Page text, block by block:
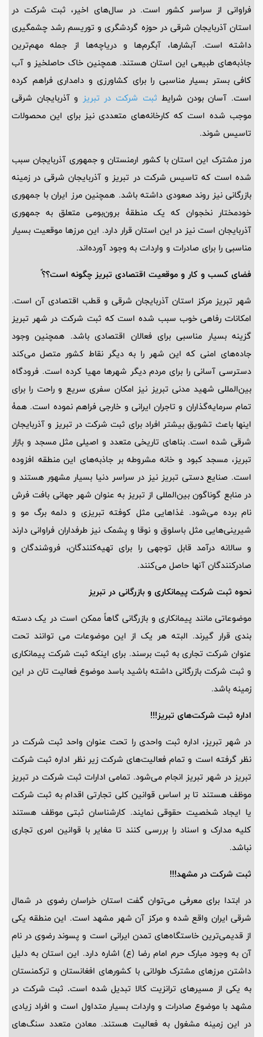
فراوانی از سراسر کشور است. در سال‌های اخیر، ثبت شرکت در
استان آذربایجان شرقی در حوزه گردشگری و توریسم رشد چشمگیری
داشته است. آبشارها، آبگرم‌ها و دریاچه‌ها از جمله مهم‌ترین
جاذبه‌های طبیعی این استان هستند. همچنین خاک حاصلخیز و آب
کافی بستر بسیار مناسبی را برای کشاورزی و دامداری فراهم کرده
است. آسان بودن شرایط ثبت شرکت در تبریز و آذربایجان شرقی
موجب شده است که کارخانه‌های متعددی نیز برای این محصولات
تاسیس شوند.
مرز مشترک این استان با کشور ارمنستان و جمهوری آذربایجان سبب
شده است که تاسیس شرکت در تبریز و آذربایجان شرقی در زمینه
بازرگانی نیز روند صعودی داشته باشد. همچنین مرز ایران با جمهوری
خودمختار نخجوان که یک منطقۀ برون‌بومی متعلق به جمهوری
آذربایجان است نیز در این استان قرار دارد. این مرزها موقعیت بسیار
مناسبی را برای صادرات و واردات به وجود آورده‌اند.
فضای کسب و کار و موقعیت اقتصادی تبریز چگونه است؟؟ً
شهر تبریز مرکز استان آذربایجان شرقی و قطب اقتصادی آن است.
امکانات رفاهی خوب سبب شده است که ثبت شرکت در شهر تبریز
گزینه بسیار مناسبی برای فعالان اقتصادی باشد. همچنین وجود
جاده‌های امنی که این شهر را به دیگر نقاط کشور متصل می‌کند
دسترسی آسانی را برای مردم دیگر شهرها مهیا کرده است. فرودگاه
بین‌المللی شهید مدنی تبریز نیز امکان سفری سریع و راحت را برای
تمام سرمایه‌گذاران و تاجران ایرانی و خارجی فراهم نموده است. همۀ
اینها باعث تشویق بیشتر افراد برای ثبت شرکت در تبریز و آذربایجان
شرقی شده است. بناهای تاریخی متعدد و اصیلی مثل مسجد و بازار
تبریز، مسجد کبود و خانه مشروطه بر جاذبه‌های این منطقه افزوده
است. صنایع دستی تبریز نیز در سراسر دنیا بسیار مشهور هستند و
در منابع گوناگون بین‌المللی از تبریز به عنوان شهر جهانی بافت فرش
نام برده می‌شود. غذاهایی مثل کوفته تبریزی و دلمه برگ مو و
شیرینی‌هایی مثل باسلوق و نوقا و پشمک نیز طرفداران فراوانی دارند
و سالانه درآمد قابل توجهی را برای تهیه‌کنندگان، فروشندگان و
صادرکنندگان آنها حاصل می‌کنند.
نحوه ثبت شرکت پیمانکاری و بازرگانی در تبریز
موضوعاتی مانند پیمانکاری و بازرگانی گاهاً ممکن است در یک دسته
بندی قرار گیرند. البته هر یک از این موضوعات می توانند تحت
عنوان شرکت تجاری به ثبت برسند. برای اینکه ثبت شرکت پیمانکاری
و ثبت شرکت بازرگانی داشته باشید باسد موضوع فعالیت تان در این
زمینه باشد.
اداره ثبت شرکت‌های تبریز!!!
در شهر تبریز، اداره ثبت واحدی را تحت عنوان واحد ثبت شرکت در
نظر گرفته است و تمام فعالیت‌های شرکت زیر نظر اداره ثبت شرکت
تبریز در شهر تبریز انجام می‌شود. تمامی ادارات ثبت شرکت در تبریز
موظف هستند تا بر اساس قوانین کلی تجارتی اقدام به ثبت شرکت
یا ایجاد شخصیت حقوقی نمایند. کارشناسان ثبتی موظف هستند
کلیه مدارک و اسناد را بررسی کنند تا مغایر با قوانین امری تجاری
نباشد.
ثبت شرکت در مشهد!!!
در ابتدا برای معرفی می‌توان گفت استان خراسان رضوی در شمال
شرقی ایران واقع شده و مرکز آن شهر مشهد است. این منطقه یکی
از قدیمی‌ترین خاستگاه‌های تمدن ایرانی است و پسوند رضوی در نام
آن به وجود مبارک حرم امام رضا (ع) اشاره دارد. این استان به دلیل
داشتن مرزهای مشترک طولانی با کشورهای افغانستان و ترکمنستان
به یکی از مسیرهای ترانزیت کالا تبدیل شده است. ثبت شرکت در
مشهد با موضوع صادرات و واردات بسیار متداول است و افراد زیادی
در این زمینه مشغول به فعالیت هستند. معادن متعدد سنگ‌های